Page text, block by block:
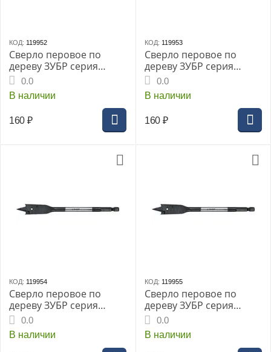
КОД: 119952
Сверло перовое по
дереву ЗУБР серия
«МАСТЕР», 10x152мм,
HEX 1/4", (29505-10)
0.0
В наличии
160 ₽
КОД: 119953
Сверло перовое по
дереву ЗУБР серия
«МАСТЕР», 12x152мм,
HEX 1/4", (29505-12)
0.0
В наличии
160 ₽
КОД: 119954
Сверло перовое по
дереву ЗУБР серия
«МАСТЕР», 14x152мм,
HEX 1/4", (29505-14)
0.0
В наличии
КОД: 119955
Сверло перовое по
дереву ЗУБР серия
«МАСТЕР», 16x152мм,
HEX 1/4", (29505-16)
0.0
В наличии